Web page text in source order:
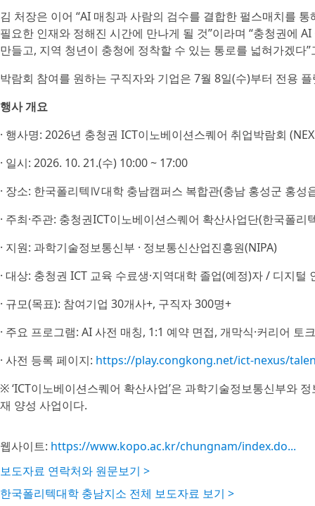
김 처장은 이어 “AI 매칭과 사람의 검수를 결합한 펄스매치를
필요한 인재와 정해진 시간에 만나게 될 것”이라며 “충청권에
만들고, 지역 청년이 충청에 정착할 수 있는 통로를 넓혀가겠다”
박람회 참여를 원하는 구직자와 기업은 7월 8일(수)부터 전용
행사 개요
· 행사명: 2026년 충청권 ICT이노베이션스퀘어 취업박람회
· 일시: 2026. 10. 21.(수) 10:00 ~ 17:00
· 장소: 한국폴리텍Ⅳ대학 충남캠퍼스 복합관(충남 홍성군 홍성
· 주최·주관: 충청권ICT이노베이션스퀘어 확산사업단(한국폴
· 지원: 과학기술정보통신부 · 정보통신산업진흥원(NIPA)
· 대상: 충청권 ICT 교육 수료생·지역대학 졸업(예정)자 / 디지털
· 규모(목표): 참여기업 30개사+, 구직자 300명+
· 주요 프로그램: AI 사전 매칭, 1:1 예약 면접, 개막식·커리어 토
· 사전 등록 페이지: https://play.congkong.net/ict-nexus/
※ ‘ICT이노베이션스퀘어 확산사업’은 과학기술정보통신부와
재 양성 사업이다.
웹사이트: https://www.kopo.ac.kr/chungnam/index.do...
보도자료 연락처와 원문보기 >
한국폴리텍대학 충남지소 전체 보도자료 보기 >